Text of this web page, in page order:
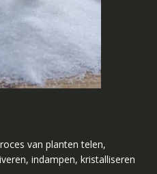
van planten telen,
indampen, kristalliseren